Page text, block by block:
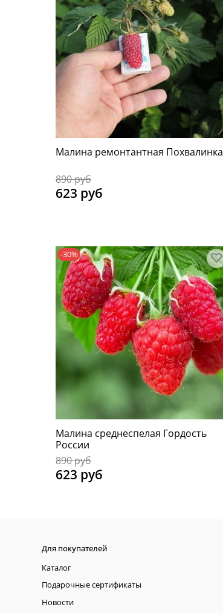
Малина ремонтантная Похвалинка
890 руб
623 руб
-30%
Малина среднеспелая Гордость
России
890 руб
623 руб
Для покупателей
Каталог
Подарочные сертификаты
Новости